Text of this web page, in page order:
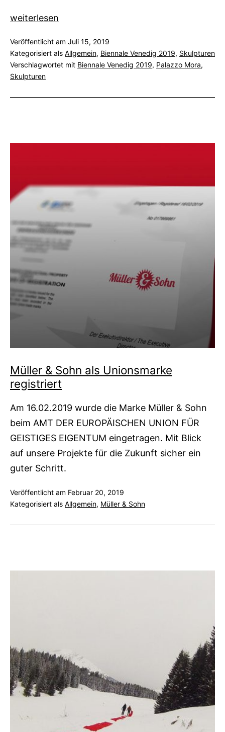
Skulpturen
Fish
Vision
3D
weiterlesen
Veröffentlicht am Juli 15, 2019
Kategorisiert als Allgemein, Biennale Venedig 2019, Skulpturen
Verschlagwortet mit Biennale Venedig 2019, Palazzo Mora,
Skulpturen
Müller & Sohn als Unionsmarke
registriert
Am 16.02.2019 wurde die Marke Müller & Sohn
beim AMT DER EUROPÄISCHEN UNION FÜR
GEISTIGES EIGENTUM eingetragen. Mit Blick
auf unsere Projekte für die Zukunft sicher ein
guter Schritt.
Veröffentlicht am Februar 20, 2019
Kategorisiert als Allgemein, Müller & Sohn